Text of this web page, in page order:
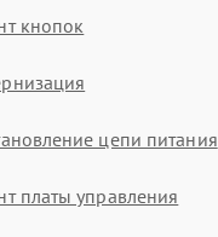
кнопок
цепи питания
платы управления